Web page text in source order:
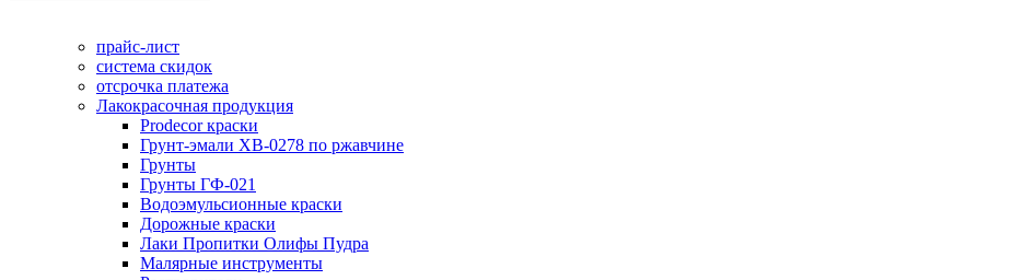
прайс-лист
система скидок
отсрочка платежа
Лакокрасочная продукция
Prodecor краски
Грунт-эмали ХВ-0278 по ржавчине
Грунты
Грунты ГФ-021
Водоэмульсионные краски
Дорожные краски
Лаки Пропитки Олифы Пудра
Малярные инструменты